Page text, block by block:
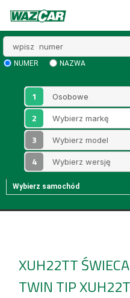
NUMER NAZWA
1
2
3
4
Wybierz samochód
XUH22TT
TWIN TIP